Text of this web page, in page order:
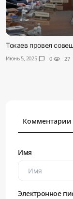
Токаев провел
Июнь 5, 2025 chat_bubble 0 visibility 27
Комментарии
Имя
Электронное